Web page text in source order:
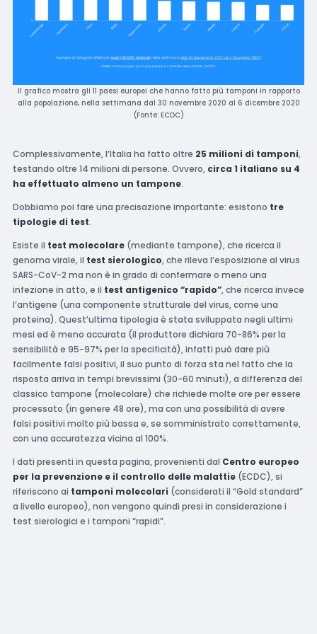
Il grafico mostra gli 11 paesi europei che hanno fatto più tamponi in rapporto
alla popolazione, nella settimana dal 30 novembre 2020 al 6 dicembre 2020
(Fonte: ECDC)
Complessivamente, l’Italia ha fatto oltre 25 milioni di tamponi,
testando oltre 14 milioni di persone. Ovvero, circa 1 italiano su 4
ha effettuato almeno un tampone.
Dobbiamo poi fare una precisazione importante: esistono tre
tipologie di test.
Esiste il test molecolare (mediante tampone), che ricerca il
genoma virale, il test sierologico, che rileva l’esposizione al virus
SARS-CoV-2 ma non è in grado di confermare o meno una
infezione in atto, e il test antigenico “rapido”, che ricerca invece
l’antigene (una componente strutturale del virus, come una
proteina). Quest’ultima tipologia è stata sviluppata negli ultimi
mesi ed è meno accurata (il produttore dichiara 70-86% per la
sensibilità e 95-97% per la specificità), infatti può dare più
facilmente falsi positivi, il suo punto di forza sta nel fatto che la
risposta arriva in tempi brevissimi (30-60 minuti), a differenza del
classico tampone (molecolare) che richiede molte ore per essere
processato (in genere 48 ore), ma con una possibilità di avere
falsi positivi molto più bassa e, se somministrato correttamente,
con una accuratezza vicina al 100%.
I dati presenti in questa pagina, provenienti dal Centro europeo
per la prevenzione e il controllo delle malattie (ECDC), si
riferiscono ai tamponi molecolari (considerati il “Gold standard”
a livello europeo), non vengono quindi presi in considerazione i
test sierologici e i tamponi “rapidi”.